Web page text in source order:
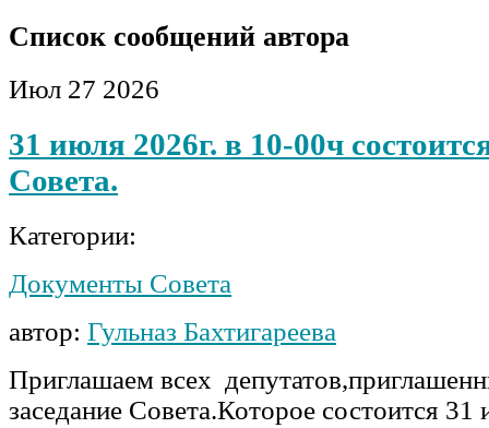
Список сообщений автора
Июл 27 2026
31 июля 2026г. в 10-00ч
Совета.
Категории:
Документы Совета
автор: Гульназ Бахтигареева
Приглашаем всех
заседание Совета.Которое состоится